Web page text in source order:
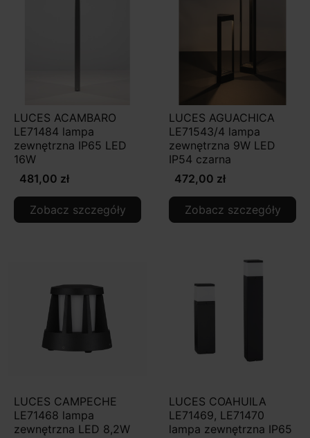
LUCES ACAMBARO
LE71484 lampa
zewnętrzna IP65 LED
16W
481,00 zł
Zobacz szczegóły
LUCES AGUACHICA
LE71543/4 lampa
zewnętrzna 9W LED
IP54 czarna
472,00 zł
Zobacz szczegóły
LUCES CAMPECHE
LE71468 lampa
zewnętrzna LED 8,2W
LUCES COAHUILA
LE71469, LE71470
lampa zewnętrzna IP65